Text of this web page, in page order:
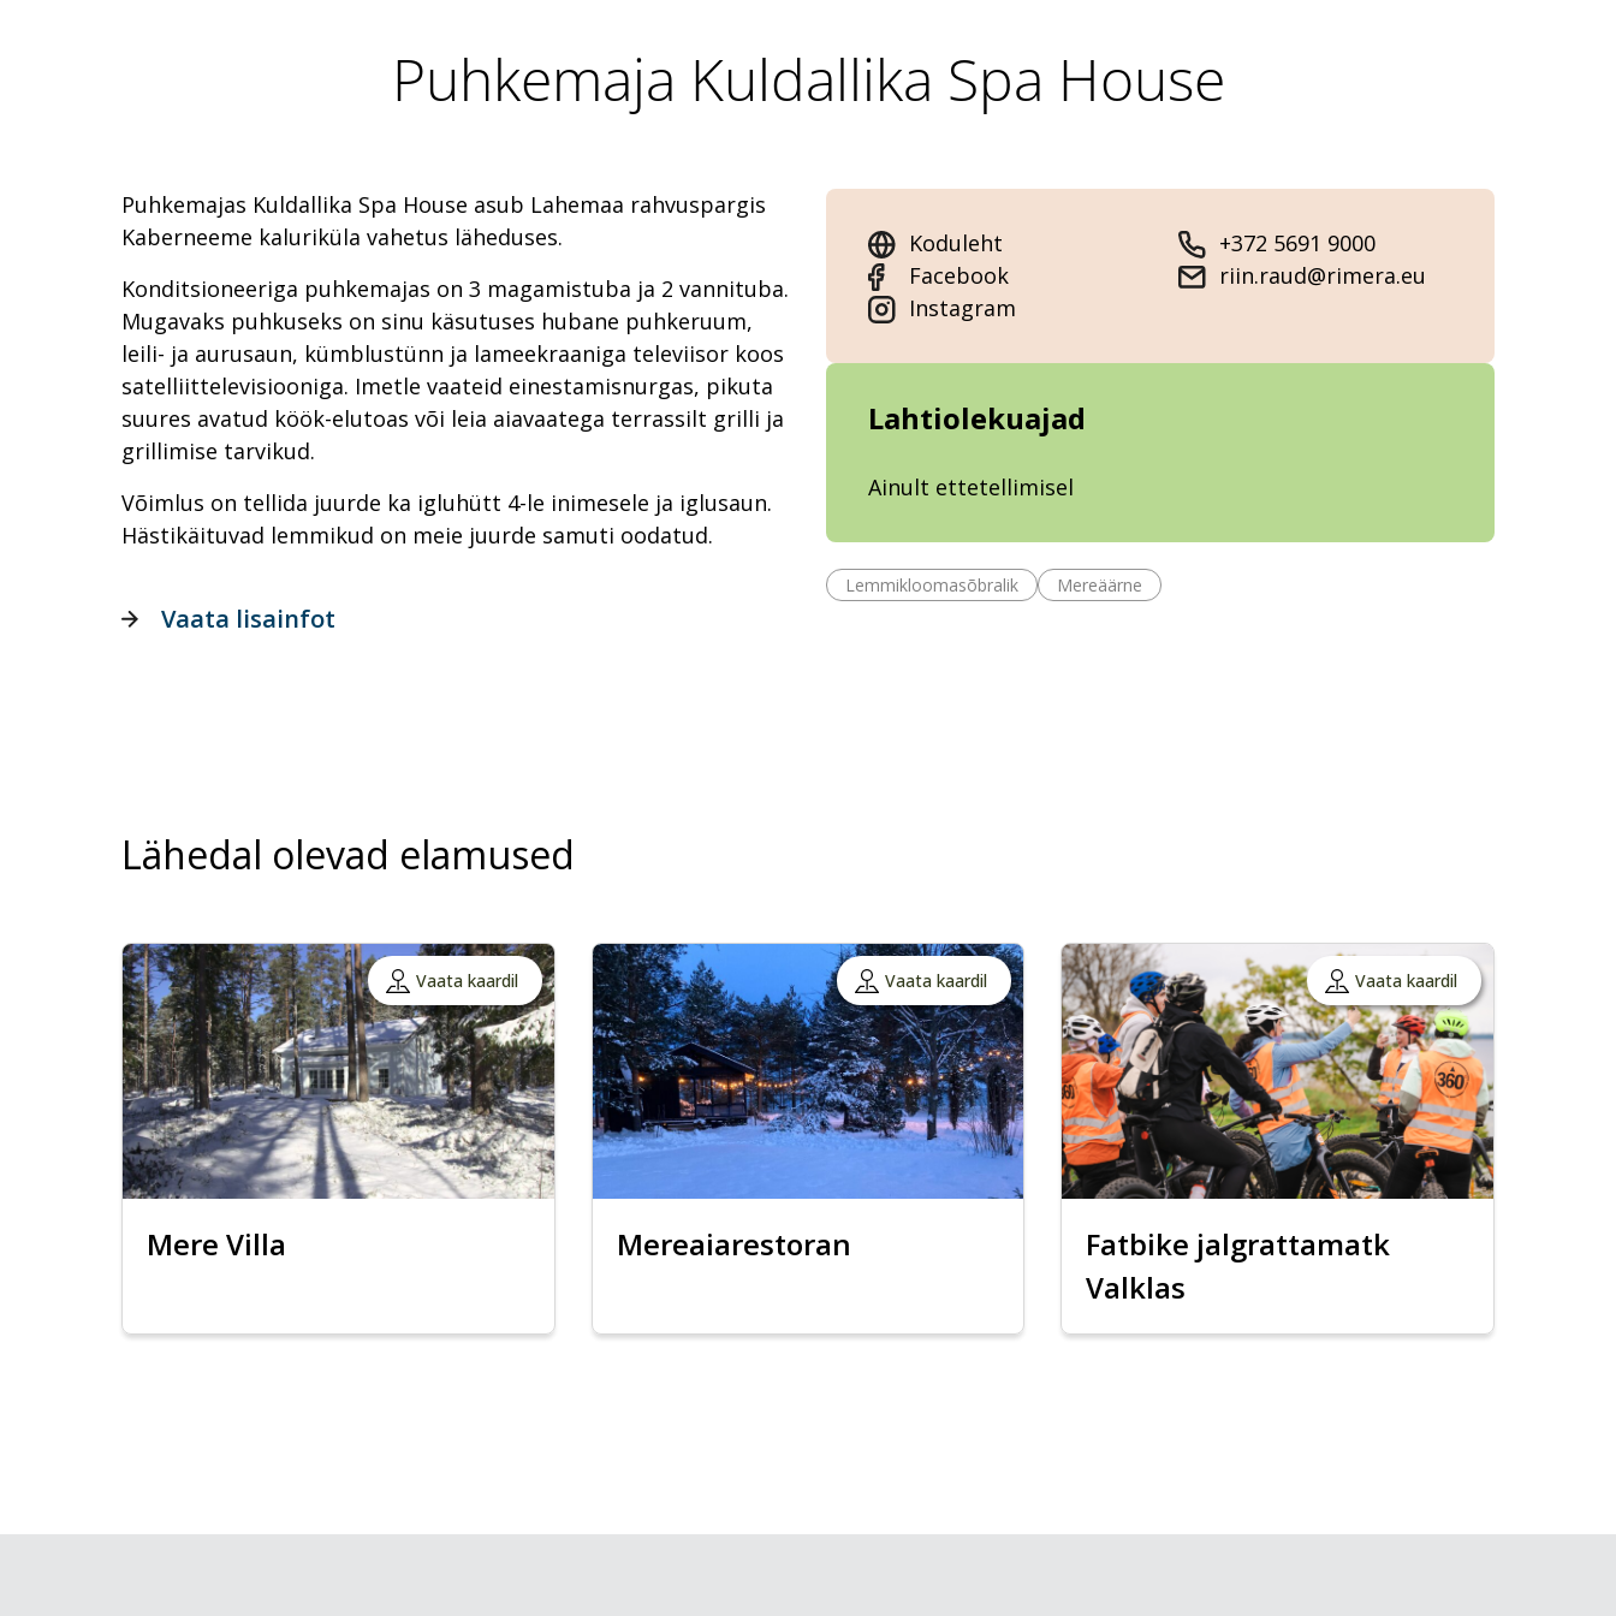
Puhkemaja Kuldallika Spa House
Puhkemajas Kuldallika Spa House asub Lahemaa rahvuspargis
Kaberneeme kaluriküla vahetus läheduses.
Konditsioneeriga puhkemajas on 3 magamistuba ja 2 vannituba.
Mugavaks puhkuseks on sinu käsutuses hubane puhkeruum,
leili- ja aurusaun, kümblustünn ja lameekraaniga televiisor koos
satelliittelevisiooniga. Imetle vaateid einestamisnurgas, pikuta
suures avatud köök-elutoas või leia aiavaatega terrassilt grilli ja
grillimise tarvikud.
Võimlus on tellida juurde ka igluhütt 4-le inimesele ja iglusaun.
Hästikäituvad lemmikud on meie juurde samuti oodatud.
Koduleht
Facebook
Instagram
+372 5691 9000
riin.raud@rimera.eu
Lahtiolekuajad
Ainult ettetellimisel
Lemmikloomasõbralik Mereäärne
Vaata lisainfot
Lähedal olevad elamused
Vaata kaardil
Mere Villa
Vaata kaardil
Mereaiarestoran
Vaata kaardil
Fatbike jalgrattamatk
Valklas